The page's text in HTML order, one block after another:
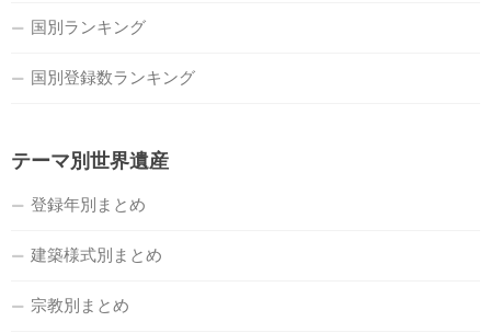
国別ランキング
国別登録数ランキング
テーマ別世界遺産
登録年別まとめ
建築様式別まとめ
宗教別まとめ